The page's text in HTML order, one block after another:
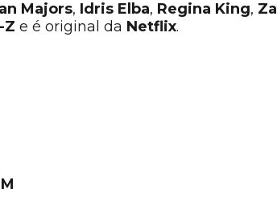
Majors, Idris Elba, Regina King,
Z e é original da Netflix.